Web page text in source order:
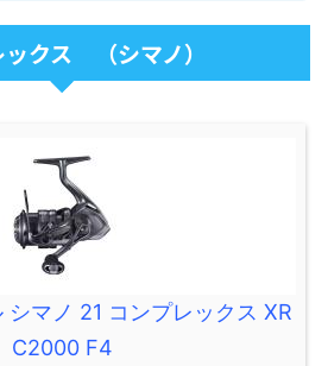
ックス （シマノ）
シマノ 21 コンプレックス XR
C2000 F4